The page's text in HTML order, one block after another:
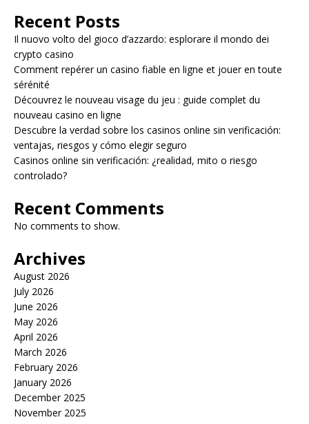
Recent Posts
Il nuovo volto del gioco d’azzardo: esplorare il mondo dei
crypto casino
Comment repérer un casino fiable en ligne et jouer en toute
sérénité
Découvrez le nouveau visage du jeu : guide complet du
nouveau casino en ligne
Descubre la verdad sobre los casinos online sin verificación:
ventajas, riesgos y cómo elegir seguro
Casinos online sin verificación: ¿realidad, mito o riesgo
controlado?
Recent Comments
No comments to show.
Archives
August 2026
July 2026
June 2026
May 2026
April 2026
March 2026
February 2026
January 2026
December 2025
November 2025